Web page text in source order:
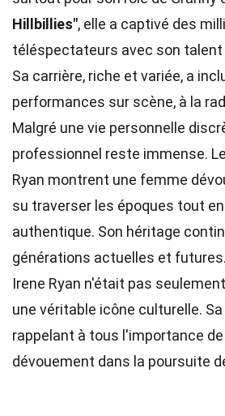
Hillbillies", elle a captivé des
téléspectateurs avec son
Sa carrière, riche et variée, a
performances sur scène, à la
Malgré une vie personnelle
professionnel reste immense.
Ryan montrent une femme
su traverser les époques tout
authentique. Son héritage
générations actuelles et
Irene Ryan n'était pas
une véritable icône culturelle.
rappelant à tous l'importance
dévouement dans la poursuite